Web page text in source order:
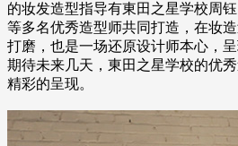
的妆发造型指导有東田之星学校周
等多名优秀造型师共同打造，在妆
打磨，也是一场还原设计师本心，
期待未来几天，東田之星学校的优
精彩的呈现。